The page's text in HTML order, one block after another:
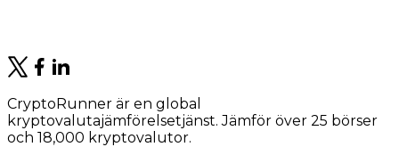
CryptoRunner är en global
kryptovalutajämförelsetjänst. Jämför över 25 börser
och 18,000 kryptovalutor.